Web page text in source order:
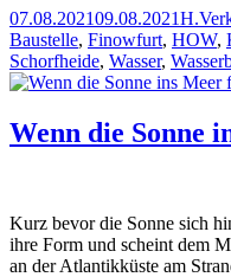
Veröffentlicht
am
07.08.202109.08.2021Autor
H.
Baustelle, Finowfurt, HOW,
Schorfheide, Wasser,
Wenn die Sonne
Kurz bevor die Sonne sich
ihre Form und scheint dem
an der Atlantikküste am